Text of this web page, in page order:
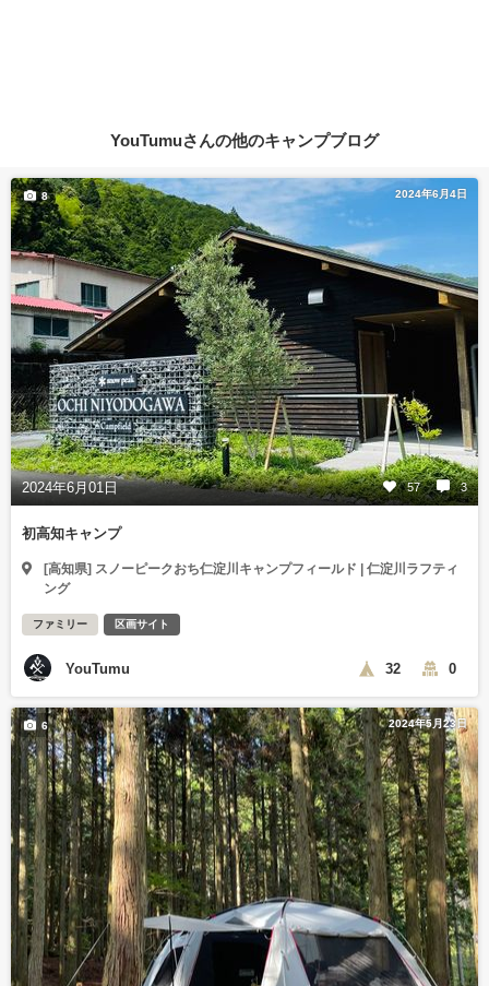
YouTumuさんの他のキャンプブログ
2024年6月4日
2024年6月01日 57 3
8
初高知キャンプ
[高知県] スノーピークおち仁淀川キャンプフィールド | 仁淀川ラフティ
ング
ファミリー 区画サイト
YouTumu 32 0
2024年5月23日
6